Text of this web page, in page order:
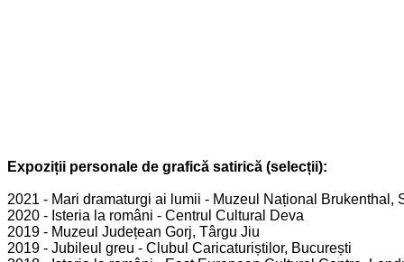
Expoziții personale de grafică satirică (selecții):
2021 - Mari dramaturgi ai lumii - Muzeul Național Brukenthal,
2020 - Isteria la români - Centrul Cultural Deva
2019 - Muzeul Județean Gorj, Târgu Jiu
2019 - Jubileul greu - Clubul Caricaturiștilor, București